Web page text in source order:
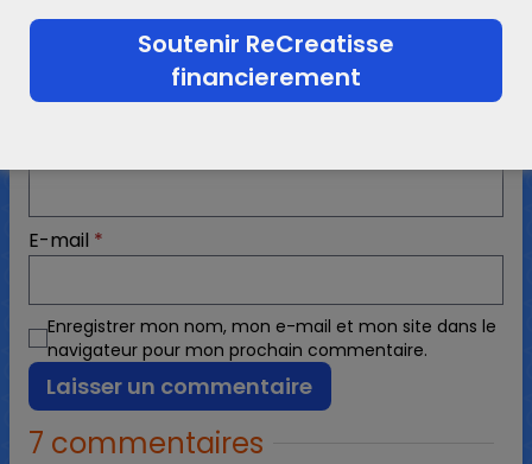
E-mail *
Enregistrer mon nom, mon e-mail et mon site dans le
navigateur pour mon prochain commentaire.
7 commentaires
Soutenir ReCreatisse
financierement